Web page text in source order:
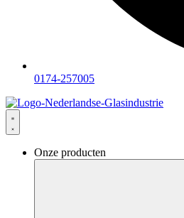
0174-257005
Onze producten